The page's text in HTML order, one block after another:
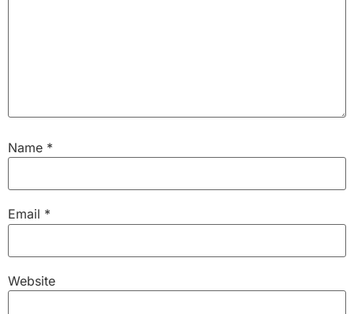
Name *
Email *
Website